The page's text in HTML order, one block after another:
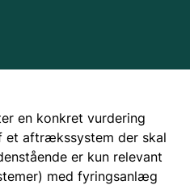
en konkret vurdering
et aftrækssystem der skal
er kun relevant
med fyringsanlæg